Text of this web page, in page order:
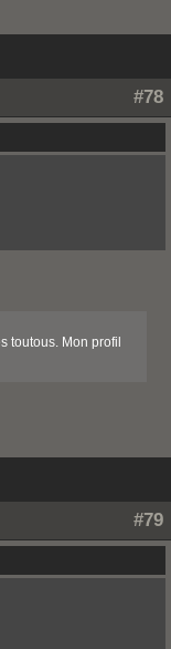
#78
toutous. Mon profil
#79